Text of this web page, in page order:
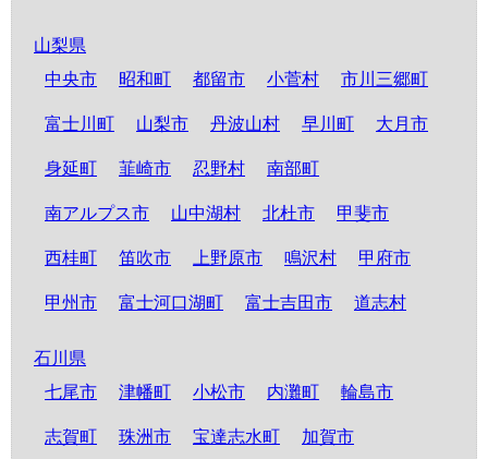
山梨県
中央市
昭和町 都留市 小菅村 市川三郷町
富士川町 山梨市 丹波山村 早川町 大月市
身延町 韮崎市 忍野村 南部町
南アルプス市 山中湖村 北杜市 甲斐市
西桂町 笛吹市 上野原市 鳴沢村 甲府市
甲州市 富士河口湖町 富士吉田市 道志村
石川県
七尾市
津幡町 小松市 内灘町 輪島市
志賀町 珠洲市 宝達志水町 加賀市